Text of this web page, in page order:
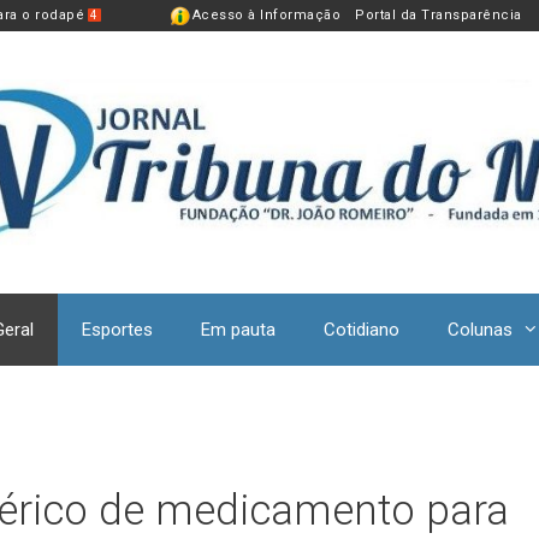
o rodapé 4 Acesso à Informação Portal da Transparência
Esportes Em pauta Cotidiano Colunas
de medicamento para